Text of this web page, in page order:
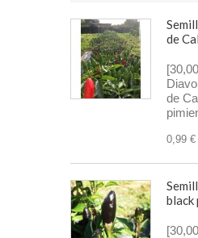
de
de
0,99 €
black